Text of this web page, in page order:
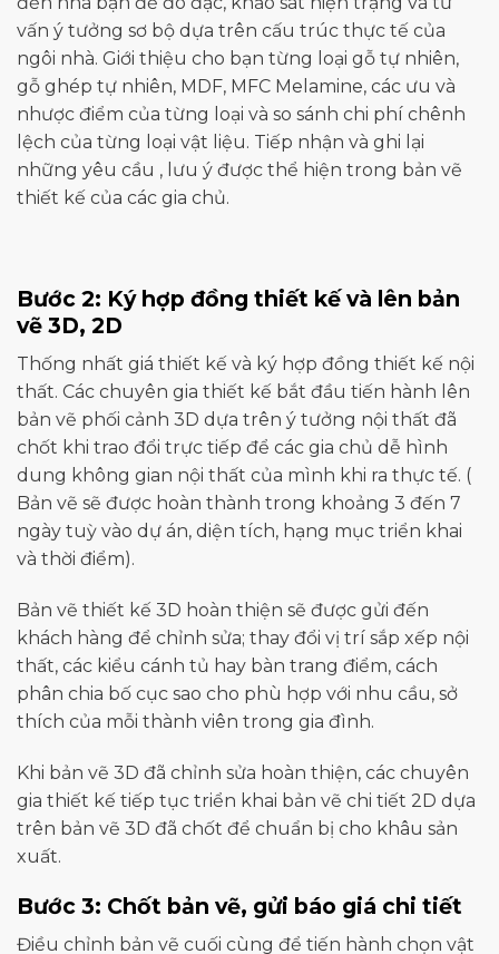
vấn ý tưởng sơ bộ dựa trên cấu trúc thực tế của
ngôi nhà. Giới thiệu cho bạn từng loại gỗ tự nhiên,
gỗ ghép tự nhiên, MDF, MFC Melamine, các ưu và
nhược điểm của từng loại và so sánh chi phí chênh
lệch của từng loại vật liệu. Tiếp nhận và ghi lại
những yêu cầu , lưu ý được thể hiện trong bản vẽ
thiết kế của các gia chủ.
Bước 2: Ký hợp đồng thiết kế và lên bản
vẽ 3D, 2D
Thống nhất giá thiết kế và ký hợp đồng thiết kế nội
thất. Các chuyên gia thiết kế bắt đầu tiến hành lên
bản vẽ phối cảnh 3D dựa trên ý tưởng nội thất đã
chốt khi trao đổi trực tiếp để các gia chủ dễ hình
dung không gian nội thất của mình khi ra thực tế. (
Bản vẽ sẽ được hoàn thành trong khoảng 3 đến 7
ngày tuỳ vào dự án, diện tích, hạng mục triển khai
và thời điểm).
Bản vẽ thiết kế 3D hoàn thiện sẽ được gửi đến
khách hàng để chỉnh sửa; thay đổi vị trí sắp xếp nội
thất, các kiểu cánh tủ hay bàn trang điểm, cách
phân chia bố cục sao cho phù hợp với nhu cầu, sở
thích của mỗi thành viên trong gia đình.
Khi bản vẽ 3D đã chỉnh sửa hoàn thiện, các chuyên
gia thiết kế tiếp tục triển khai bản vẽ chi tiết 2D dựa
trên bản vẽ 3D đã chốt để chuẩn bị cho khâu sản
xuất.
Bước 3: Chốt bản vẽ, gửi báo giá chi tiết
Điều chỉnh bản vẽ cuối cùng để tiến hành chọn vật